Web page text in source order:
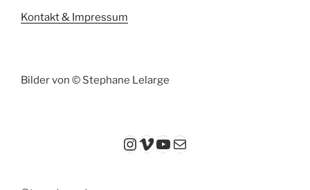
Kontakt & Impressum
Bilder von © Stephane Lelarge
Instagram
Vimeo
YouTube
E-Mail